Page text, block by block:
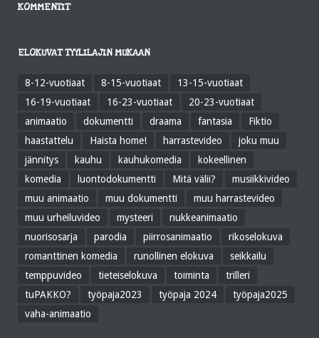
KOMMENTIT
ELOKUVAT TYYLILAJIN MUKAAN
8-12-vuotiaat 8-15-vuotiaat
13-15-vuotiaat
16-19-vuotiaat
16-23-vuotiaat
20-23-vuotiaat
animaatio
dokumentti draama fantasia
Fiktio
haastattelu
Haista home! harrastevideo
joku muu
jännitys
kauhu kauhukomedia
kokeellinen
komedia
luontodokumentti Mitä välii?
musiikkivideo
muu animaatio
muu dokumentti
muu harrastevideo
muu urheiluvideo
mysteeri
nukkeanimaatio
nuorisosarja
parodia piirrosanimaatio
rikoselokuva
romanttinen komedia
runollinen elokuva
seikkailu
temppuvideo
tieteiselokuva toiminta
trilleri
tuPAKKO?
työpaja2023 työpaja 2024
työpaja2025
vaha-animaatio